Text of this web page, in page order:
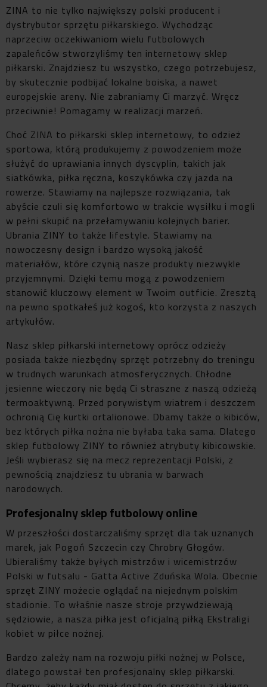
ZINA to nie tylko największy polski producent i
dystrybutor sprzętu piłkarskiego. Wychodząc
naprzeciw oczekiwaniom wielu futbolowych
zapaleńców stworzyliśmy ten internetowy sklep
piłkarski. Znajdziesz tu wszystko, czego potrzebujesz,
by skutecznie podbijać lokalne boiska, a nawet
europejskie areny. Nie zabraniamy Ci marzyć. Wręcz
przeciwnie! Pomagamy w realizacji marzeń.
Choć ZINA to piłkarski sklep internetowy, to odzież
sportowa, którą produkujemy z powodzeniem może
służyć do uprawiania innych dyscyplin, takich jak
siatkówka, piłka ręczna, koszykówka czy jazda na
rowerze. Stawiamy na najlepsze rozwiązania, tak
abyście czuli się komfortowo w trakcie wysiłku i mogli
w pełni skupić na przełamywaniu kolejnych barier.
Ubrania ZINY to także lifestyle. Stawiamy na
nowoczesny design i bardzo wysoką jakość
materiałów, które czynią nasze produkty niezwykle
przyjemnymi. Dzięki temu mogą z powodzeniem
stanowić kluczowy element w Twoim outficie. Zresztą
na pewno spotkałeś już kogoś, kto korzysta z naszych
artykułów.
Nasz sklep piłkarski internetowy oprócz odzieży
posiada także niezbędny sprzęt potrzebny do treningu
w trudnych warunkach atmosferycznych. Chłodne
jesienne wieczory nie będą Ci straszne z naszą odzieżą
termoaktywną. Przed porywistym wiatrem i deszczem
ochronią Cię kurtki ortalionowe. Dbamy także o kibiców,
bez których piłka nożna nie byłaba taka sama. Dlatego
sklep futbolowy ZINY to również atrybuty kibicowskie.
Jeśli wybierasz się na mecz reprezentacji Polski, z
pewnością znajdziesz tu ubrania w barwach
narodowych.
Profesjonalny sklep futbolowy online
W przeszłości dostarczaliśmy sprzęt dla tak uznanych
marek, jak Pogoń Szczecin czy Chrobry Głogów.
Ubieraliśmy także byłych mistrzów i wicemistrzów
Polski w futsalu - Gatta Active Zduńska Wola. Obecnie
sprzęt ZINY możecie oglądać na niejednym polskim
stadionie. To właśnie nasze stroje przywdziewają
sędziowie, a nasza piłka jest oficjalną piłką Ekstraligi
kobiet w piłce nożnej.
Bardzo zależy nam na rozwoju piłki nożnej w Polsce,
dlatego powstał ten profesjonalny sklep piłkarski.